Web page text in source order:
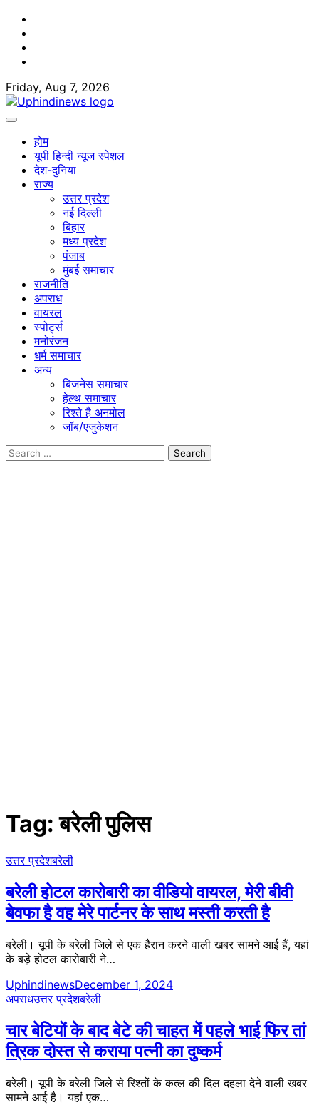
Skip
content
Friday, Aug 7, 2026
होम
यूपी हिन्दी न्यूज स्पेशल
देश-दुनिया
राज्य
उत्तर प्रदेश
नई दिल्ली
बिहार
मध्य प्रदेश
पंजाब
मुंबई समाचार
राजनीति
अपराध
वायरल
स्पोर्ट्स
मनोरंजन
धर्म समाचार
अन्य
बिजनेस समाचार
हेल्थ समाचार
रिश्ते है अनमोल
जॉब/एजुकेशन
Search
Tag:बरेली पुलिस
उत्तर प्रदेशबरेली
बरेली होटल कारोबारी का वीडियो वायरल, मेरी बीवी
बेवफा है वह मेरे पार्टनर के साथ मस्ती करती है
बरेली। यूपी के बरेली जिले से एक हैरान करने वाली खबर सामने आई हैं, यहां
के बड़े होटल कारोबारी ने…
UphindinewsDecember 1, 2024
अपराधउत्तर प्रदेशबरेली
चार बेटियों के बाद बेटे की चाहत में पहले भाई फिर तां​
त्रिक दोस्त से कराया पत्नी का दुष्कर्म
बरेली। यूपी के बरेली जिले से रिश्तों के कत्ल की दि​ल दहला देने वाली खबर
सामने आई है। यहां एक…